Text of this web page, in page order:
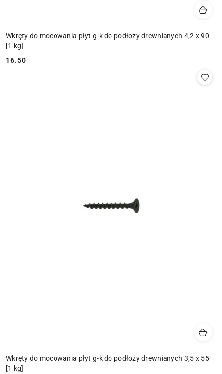
Wkręty do mocowania płyt g-k do podłoży drewnianych 4,2 x 90
[1 kg]
Cena:
16.50
Wkręty do mocowania płyt g-k do podłoży drewnianych 3,5 x 55
[1 kg]